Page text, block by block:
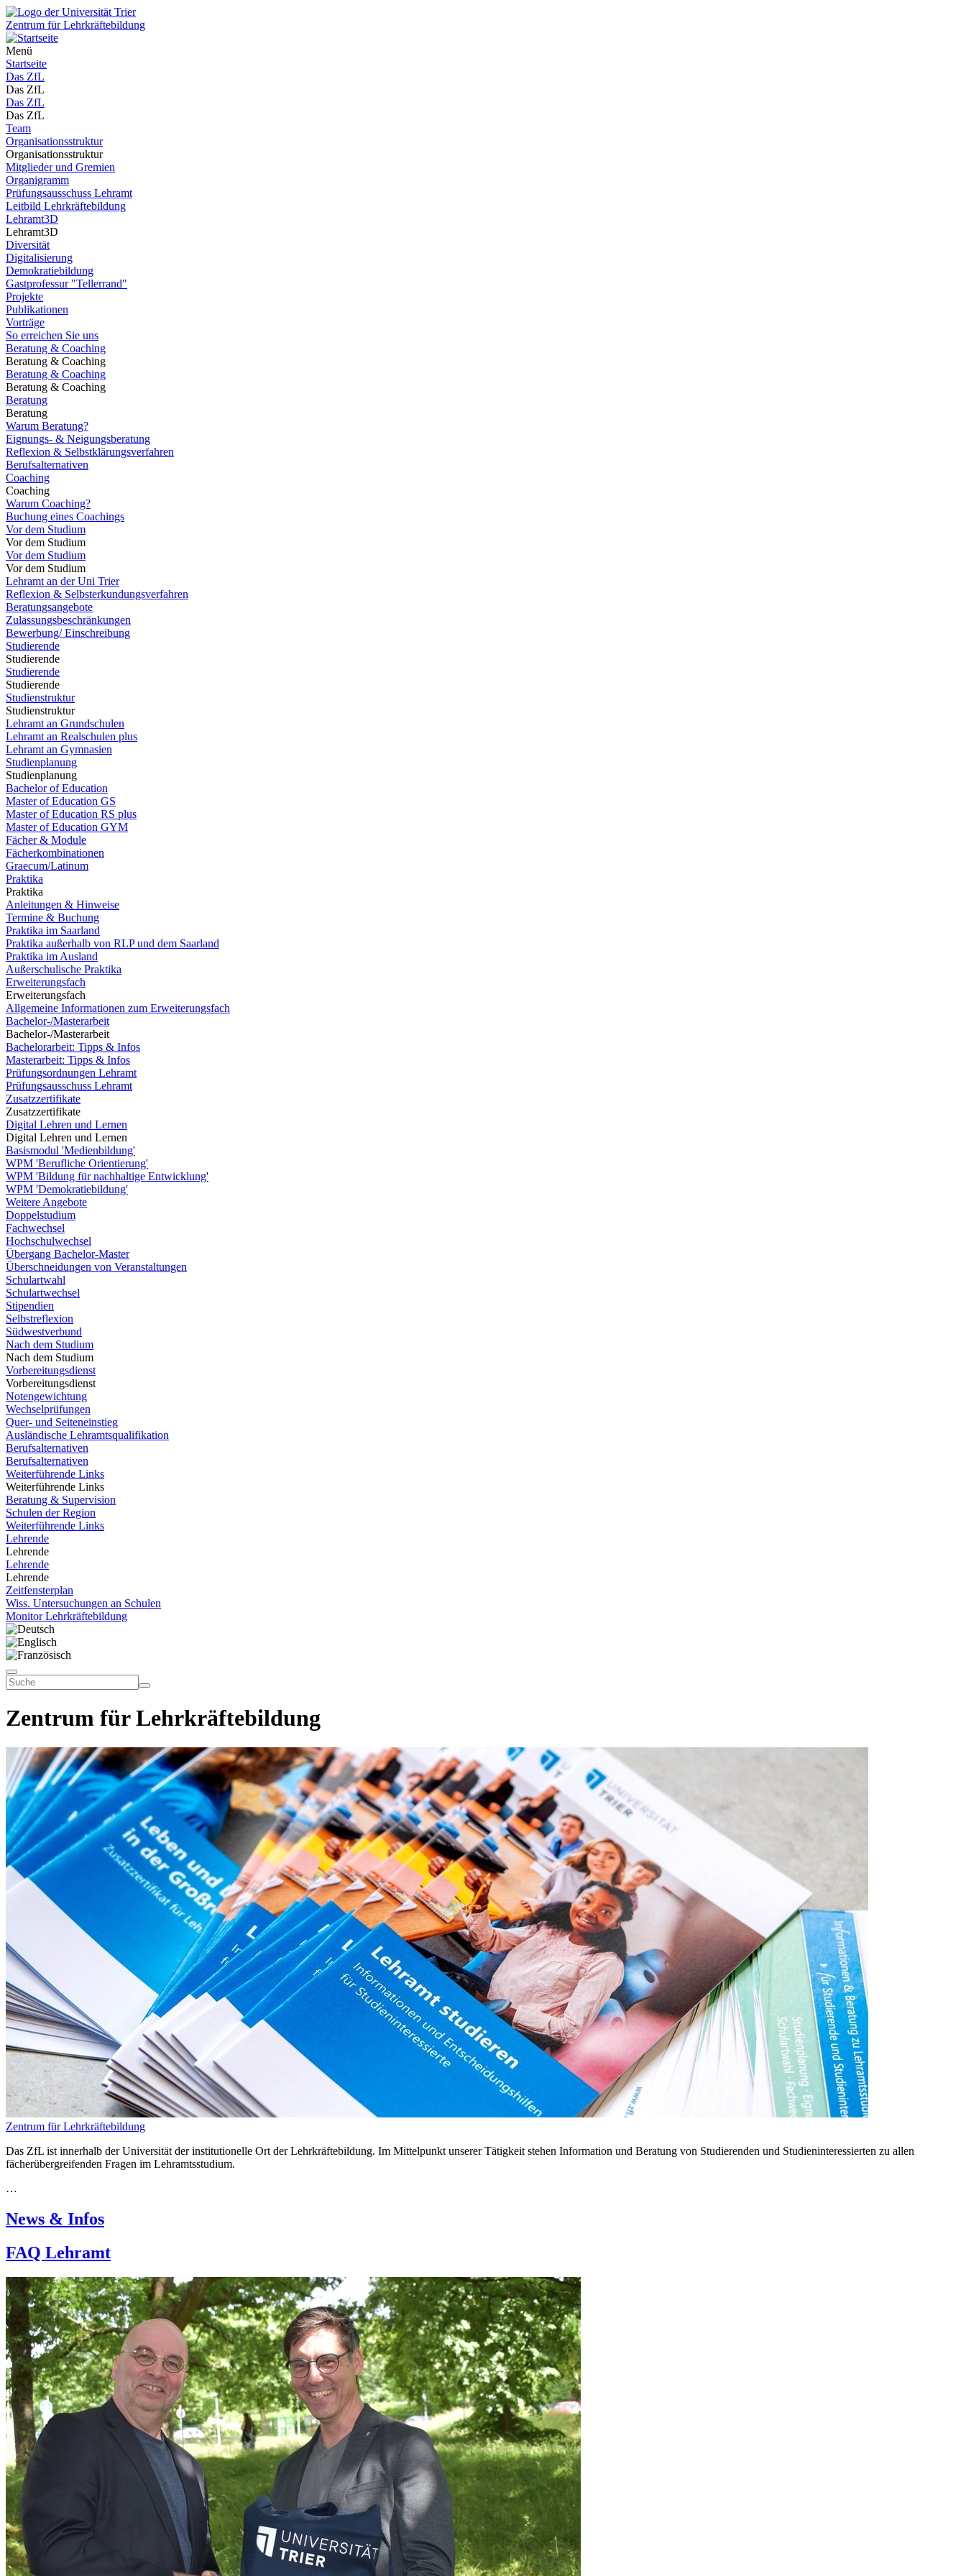
Zentrum für Lehrkräftebildung
Menü
Startseite
Das ZfL
Das ZfL
Das ZfL
Das ZfL
Team
Organisationsstruktur
Organisationsstruktur
Mitglieder und Gremien
Organigramm
Prüfungsausschuss Lehramt
Leitbild Lehrkräftebildung
Lehramt3D
Lehramt3D
Diversität
Digitalisierung
Demokratiebildung
Gastprofessur "Tellerrand"
Projekte
Publikationen
Vorträge
So erreichen Sie uns
Beratung & Coaching
Beratung & Coaching
Beratung & Coaching
Beratung & Coaching
Beratung
Beratung
Warum Beratung?
Eignungs- & Neigungsberatung
Reflexion & Selbstklärungsverfahren
Berufsalternativen
Coaching
Coaching
Warum Coaching?
Buchung eines Coachings
Vor dem Studium
Vor dem Studium
Vor dem Studium
Vor dem Studium
Lehramt an der Uni Trier
Reflexion & Selbsterkundungsverfahren
Beratungsangebote
Zulassungsbeschränkungen
Bewerbung/ Einschreibung
Studierende
Studierende
Studierende
Studierende
Studienstruktur
Studienstruktur
Lehramt an Grundschulen
Lehramt an Realschulen plus
Lehramt an Gymnasien
Studienplanung
Studienplanung
Bachelor of Education
Master of Education GS
Master of Education RS plus
Master of Education GYM
Fächer & Module
Fächerkombinationen
Graecum/Latinum
Praktika
Praktika
Anleitungen & Hinweise
Termine & Buchung
Praktika im Saarland
Praktika außerhalb von RLP und dem Saarland
Praktika im Ausland
Außerschulische Praktika
Erweiterungsfach
Erweiterungsfach
Allgemeine Informationen zum Erweiterungsfach
Bachelor-/Masterarbeit
Bachelor-/Masterarbeit
Bachelorarbeit: Tipps & Infos
Masterarbeit: Tipps & Infos
Prüfungsordnungen Lehramt
Prüfungsausschuss Lehramt
Zusatzzertifikate
Zusatzzertifikate
Digital Lehren und Lernen
Digital Lehren und Lernen
Basismodul 'Medienbildung'
WPM 'Berufliche Orientierung'
WPM 'Bildung für nachhaltige Entwicklung'
WPM 'Demokratiebildung'
Weitere Angebote
Doppelstudium
Fachwechsel
Hochschulwechsel
Übergang Bachelor-Master
Überschneidungen von Veranstaltungen
Schulartwahl
Schulartwechsel
Stipendien
Selbstreflexion
Südwestverbund
Nach dem Studium
Nach dem Studium
Vorbereitungsdienst
Vorbereitungsdienst
Notengewichtung
Wechselprüfungen
Quer- und Seiteneinstieg
Ausländische Lehramtsqualifikation
Berufsalternativen
Berufsalternativen
Weiterführende Links
Weiterführende Links
Beratung & Supervision
Schulen der Region
Weiterführende Links
Lehrende
Lehrende
Lehrende
Lehrende
Zeitfensterplan
Wiss. Untersuchungen an Schulen
Monitor Lehrkräftebildung
Zentrum für Lehrkräftebildung
Zentrum für Lehrkräftebildung
Das ZfL ist innerhalb der Universität der institutionelle Ort der Lehrkräftebildung. Im Mittelpunkt unserer Tätigkeit stehen Information und Beratung von Studierenden und Studieninteressierten zu allen
fächerübergreifenden Fragen im Lehramtsstudium.
…
News & Infos
FAQ Lehramt